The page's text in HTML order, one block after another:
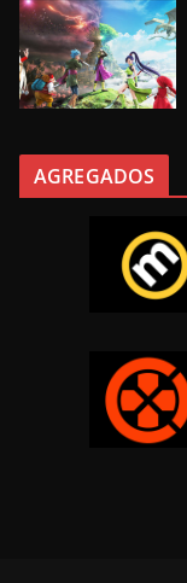
AGREGADOS